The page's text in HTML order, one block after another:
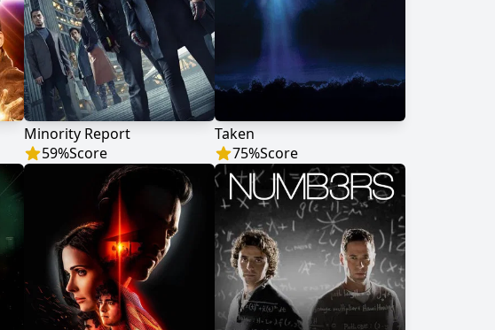
Minority Report
59%Score
Taken
75%Score